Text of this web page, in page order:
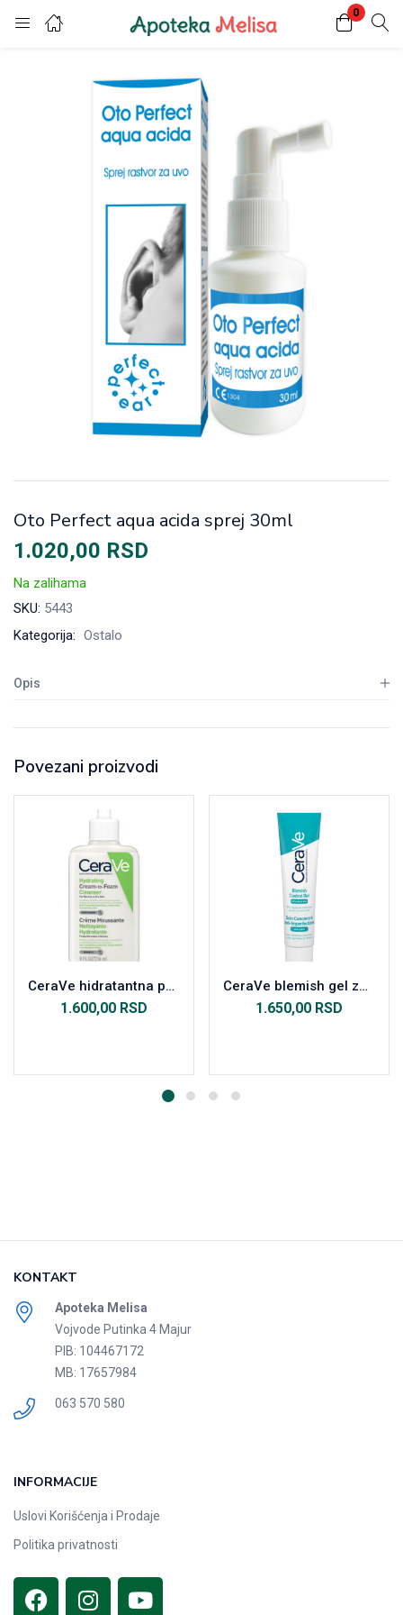
0
Login Register
Enter your username and password to login.
Oto Perfect aqua acida sprej 30ml
1.020,00 RSD
Na zalihama
SKU: 5443
Kategorija: Ostalo
Opis
Povezani proizvodi
CeraVe hidratantna pena za čišćenje lica 236 ml
1.600,00 RSD
CeraVe blemish gel za kožu sklonu nepravilnostima 40ml
1.650,00 RSD
KONTAKT
Apoteka Melisa
Vojvode Putinka 4 Majur
PIB: 104467172
MB: 17657984
063 570 580
INFORMACIJE
Uslovi Korišćenja i Prodaje
Politika privatnosti